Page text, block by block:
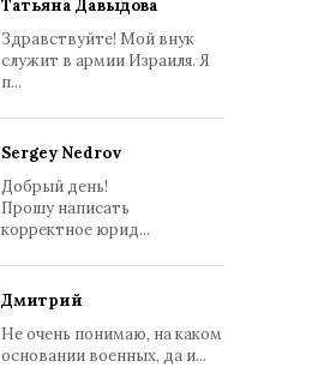
Татьяна Давыдова
Здравствуйте! Мой внук
служит в армии Израиля. Я
п...
Sergey Nedrov
Добрый день!
Прошу написать
корректное юрид...
Дмитрий
Не очень понимаю, на каком
основании военных, да и...